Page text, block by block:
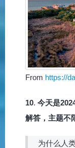
From https://
10. 今天是
解答，主题不
为什么人